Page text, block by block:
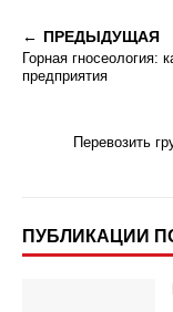
ПРЕДЫДУЩАЯ
Горная гносеология:
предприятия
Перевозить
ПУБЛИКАЦИИ